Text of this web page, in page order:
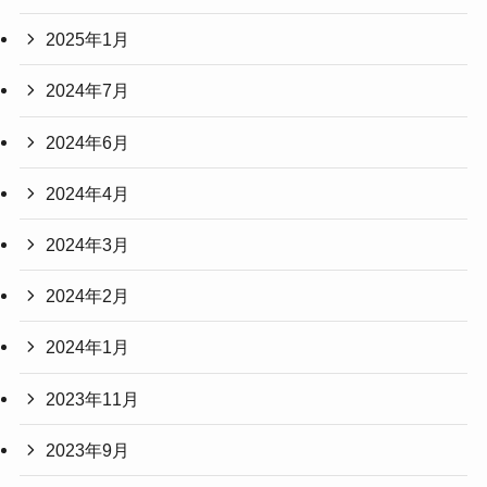
2025年1月
2024年7月
2024年6月
2024年4月
2024年3月
2024年2月
2024年1月
2023年11月
2023年9月